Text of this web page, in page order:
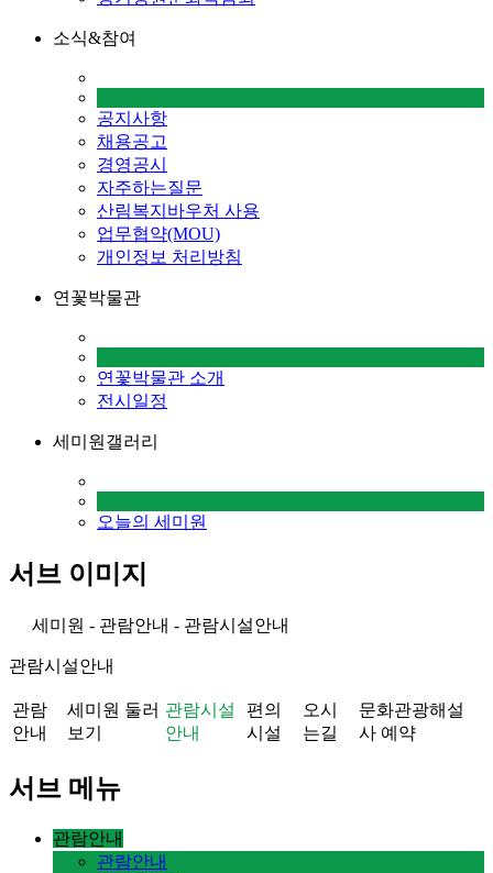
소식&참여
공지사항
채용공고
경영공시
자주하는질문
산림복지바우처 사용
업무협약(MOU)
개인정보 처리방침
연꽃박물관
연꽃박물관 소개
전시일정
세미원갤러리
오늘의 세미원
서브 이미지
세미원 - 관람안내 - 관람시설안내
관람시설안내
관람
안내
세미원 둘러
보기
관람시설
안내
편의
시설
오시
는길
문화관광해설
사 예약
서브 메뉴
관람안내
관람안내